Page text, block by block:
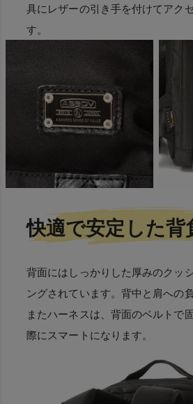
具にレザーの引き手を付けてアク
す。
快適で安定した背
背面にはしっかりした厚みのクッ
ングされています。背中と肩への
またハーネスは、背面のベルトで
際にスマートになります。